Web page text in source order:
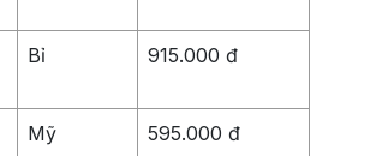
Bỉ 915.000 đ
Mỹ 595.000 đ